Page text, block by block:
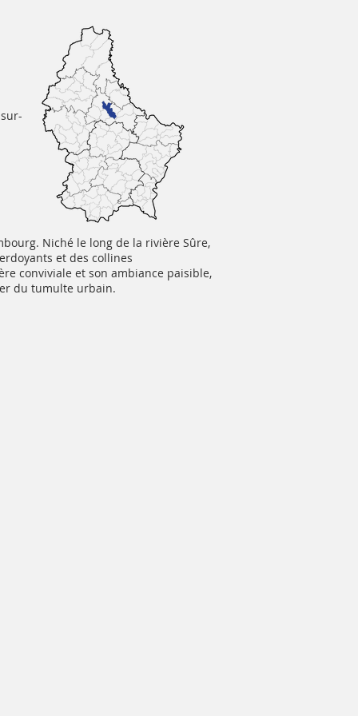
Niché le long de la rivière Sûre,
et des collines
conviviale et son ambiance paisible,
du tumulte urbain.